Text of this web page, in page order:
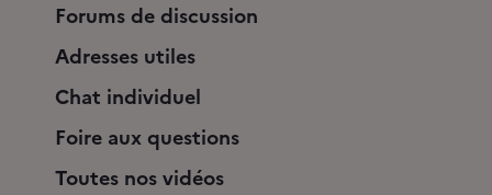
Forums de discussion
Adresses utiles
Chat individuel
Foire aux questions
Toutes nos vidéos